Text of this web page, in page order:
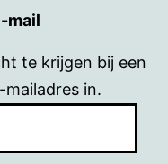
mail
te krijgen bij een
in.